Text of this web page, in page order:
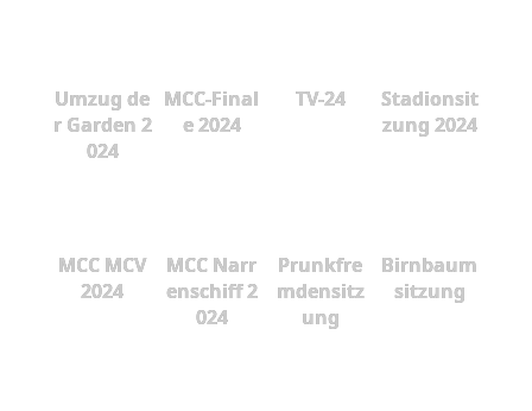
Umzug de
r Garden 2
024
MCC-Final
e 2024
TV-24
Stadionsit
zung 2024
MCC MCV
2024
MCC Narr
enschiff 2
024
Prunkfre
mdensitz
ung
Birnbaum
sitzung